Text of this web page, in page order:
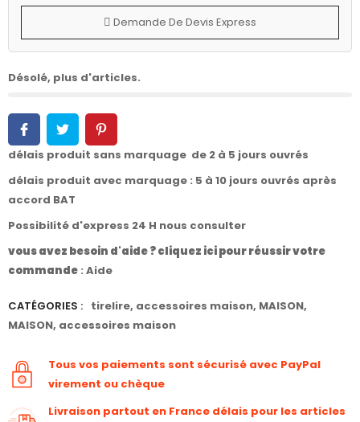
Demande De Devis Express
Désolé, plus d'articles.
délais produit sans marquage de 2 à 5 jours ouvrés
délais produit avec marquage : 5 à 10 jours ouvrés après
accord BAT
Possibilité d'express 24 H nous consulter
vous avez besoin d'aide ? cliquez ici pour réussir votre
commande : Aide
CATÉGORIES : tirelire, accessoires maison, MAISON,
MAISON, accessoires maison
Tous vos paiements sont sécurisé avec PayPal
virement ou chèque
Livraison partout en France délais pour les articles